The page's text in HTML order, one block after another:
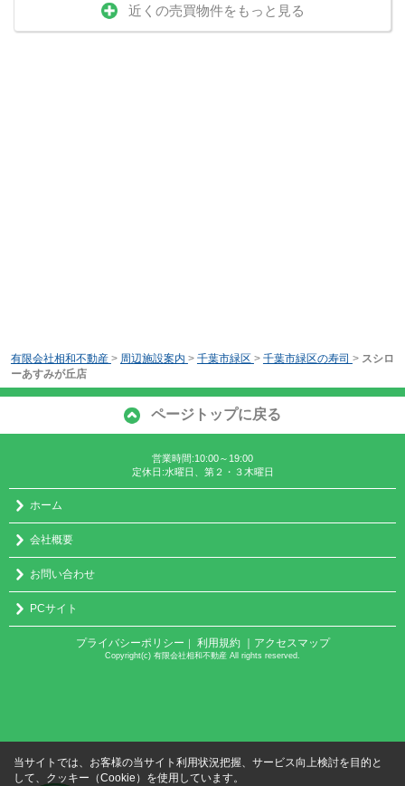
近くの売買物件をもっと見る
有限会社相和不動産 > 周辺施設案内 > 千葉市緑区 > 千葉市緑区の寿司 > スシロ
ーあすみが丘店
ページトップに戻る
営業時間:10:00～19:00
定休日:水曜日、第２・３木曜日
ホーム
会社概要
お問い合わせ
PCサイト
プライバシーポリシー ｜ 利用規約 ｜アクセスマップ
Copyright(c) 有限会社相和不動産 All rights reserved.
当サイトでは、お客様の当サイト利用状況把握、サービス向上検討を目的と
して、クッキー（Cookie）を使用しています。